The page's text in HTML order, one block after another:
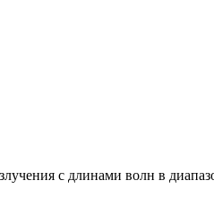
с длинами волн в